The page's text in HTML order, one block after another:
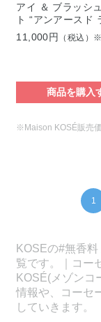
アイ ＆ ブラッシ
ト “アンアースド
11,000円 （税込）※
商品を購入
※Maison KOSÉ販売
1
KOSEの#無香
覧です。｜コー
KOSÉ(メゾンコ
情報や、コーセ
していきます。